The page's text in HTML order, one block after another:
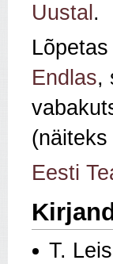
Uustal .
Endlas,
(näiteks
Eesti
T.